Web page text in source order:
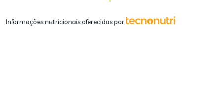
Informações nutricionais oferecidas por